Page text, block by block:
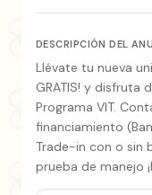
DESCRIPCIÓN DEL
Llévate tu nueva
GRATIS! y disfruta
Programa VIT.
financiamiento
Trade-in con o sin
prueba de manejo